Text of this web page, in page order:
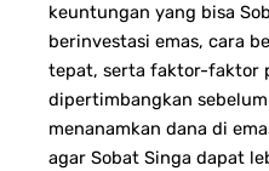
keuntungan yang bisa
berinvestasi emas, cara
tepat, serta faktor-faktor
dipertimbangkan
menanamkan dana di
agar Sobat Singa dapat